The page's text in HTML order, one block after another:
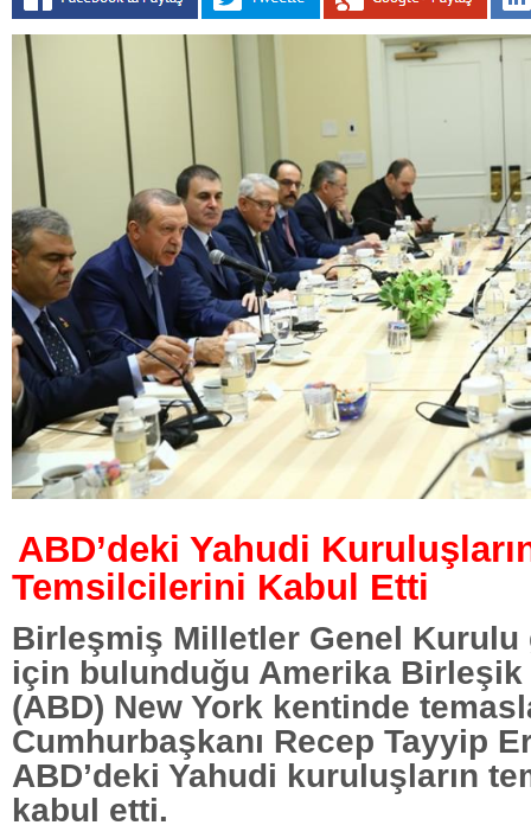
ABD’deki Yahudi
Temsilcilerini Kabul Etti
Birleşmiş Milletler Genel
için bulunduğu Amerika Birleşik
(ABD) New York kentinde
Cumhurbaşkanı Recep Tayyip
ABD’deki Yahudi kuruluşların
kabul etti.